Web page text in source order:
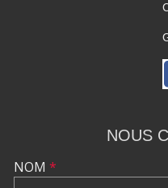
NOUS
NOM *